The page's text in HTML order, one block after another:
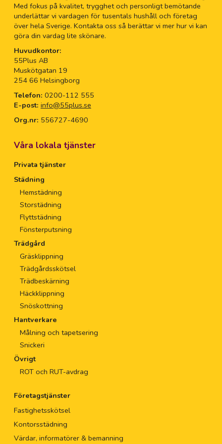
Med fokus på kvalitet, trygghet och personligt bemötande
underlättar vi vardagen för tusentals hushåll och företag
över hela Sverige. Kontakta oss så berättar vi mer hur vi kan
göra din vardag lite skönare.
Huvudkontor:
55Plus AB
Muskötgatan 19
254 66 Helsingborg
Telefon: 0200-112 555
E-post: info@55plus.se
Org.nr: 556727-4690
Våra lokala tjänster
Privata tjänster
Städning
Hemstädning
Storstädning
Flyttstädning
Fönsterputsning
Trädgård
Gräsklippning
Trädgårdsskötsel
Trädbeskärning
Häckklippning
Snöskottning
Hantverkare
Målning och tapetsering
Snickeri
Övrigt
ROT och RUT-avdrag
Företagstjänster
Fastighetsskötsel
Kontorsstädning
Värdar, informatörer & bemanning